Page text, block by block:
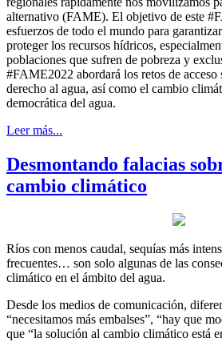
alternativo (FAME). El objetivo de este
esfuerzos de todo el mundo para
proteger los recursos hídricos,
poblaciones que sufren de pobreza y
#FAME2022 abordará los retos de acceso
derecho al agua, así como el cambio
democrática del agua.
Leer más...
Desmontando falacias
cambio climático
Ríos con menos caudal, sequías más
frecuentes… son solo algunas de las
climático en el ámbito del agua.
Desde los medios de comunicación,
“necesitamos más embalses”, “hay que
que “la solución al cambio climático está